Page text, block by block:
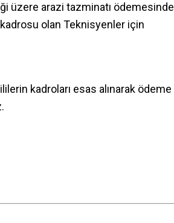
üzere arazi tazminatı ödemesinde
kadrosu olan Teknisyenler için
kadroları esas alınarak ödeme